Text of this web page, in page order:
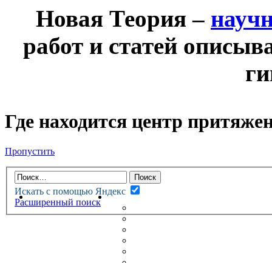
Новая Теория –
работ и статей
Где находится центр
Пропустить
Искать с помощью Яндекс
Расширенный поиск
НОВАЯ ТЕОРИЯФОРУМ
НЕПРОЧИТАННЫЕ